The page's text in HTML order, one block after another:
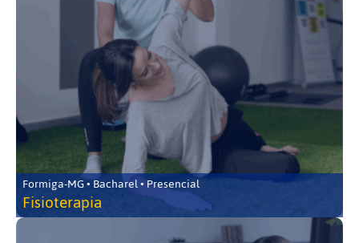
Formiga-MG • Bacharel • Presencial
Fisioterapia